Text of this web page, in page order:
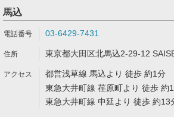
馬込
03-6429-7431
東京都大田区北馬込2-29-12
都営浅草線 馬込より 徒歩 約1分
東急大井町線 荏原町より 徒歩 約
東急大井町線 中延より 徒歩 約13